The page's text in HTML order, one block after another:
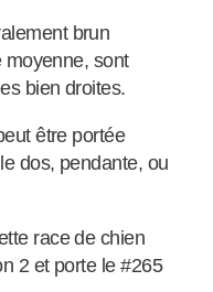
brun
moyenne, sont
bien droites.
être portée
dos, pendante, ou
race de chien
2 et porte le #265